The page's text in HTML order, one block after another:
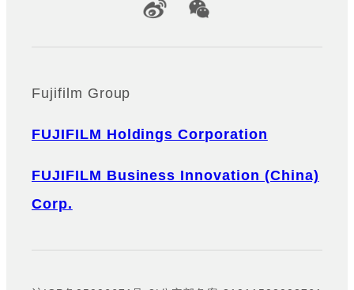
Official Social Media Accounts
Fujifilm Group
FUJIFILM Holdings Corporation
FUJIFILM Business Innovation (China)
Corp.